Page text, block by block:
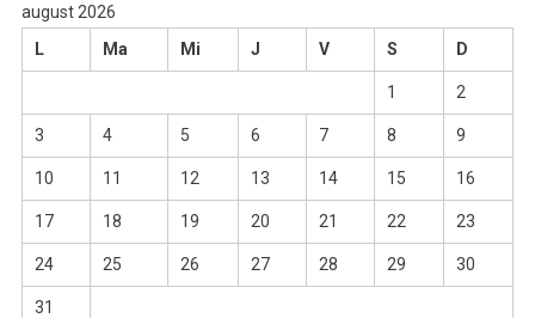
august 2026
L
Ma Mi J V S D
1 2
3 4 5 6 7 8 9
10 11 12 13 14 15 16
17 18 19 20 21 22 23
24 25 26 27 28 29 30
31